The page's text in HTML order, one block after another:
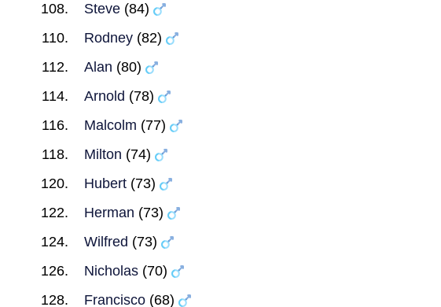
Steve(84)
Rodney(82)
Alan (80)
Arnold (78)
Malcolm (77)
Milton (74)
Hubert(73)
Herman (73)
Wilfred (73)
Nicholas(70)
Francisco(68)